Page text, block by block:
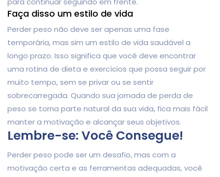
Faça disso um estilo de vida
Perder peso não deve ser apenas uma fase
temporária, mas sim um estilo de vida saudável a
longo prazo. Isso significa que você deve encontrar
uma rotina de dieta e exercícios que possa seguir por
muito tempo, sem se privar ou se sentir
sobrecarregada. Quando sua jornada de perda de
peso se torna parte natural da sua vida, fica mais fácil
manter a motivação e alcançar seus objetivos.
Lembre-se: Você Consegue!
Perder peso pode ser um desafio, mas com a
motivação certa e as ferramentas adequadas, você